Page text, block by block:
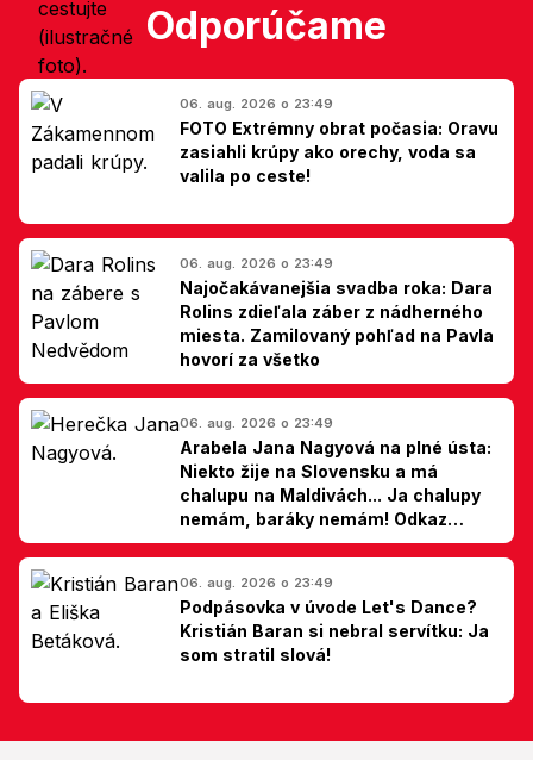
Odporúčame
06. aug. 2026 o 23:49
FOTO Extrémny obrat počasia: Oravu
zasiahli krúpy ako orechy, voda sa
valila po ceste!
06. aug. 2026 o 23:49
Najočakávanejšia svadba roka: Dara
Rolins zdieľala záber z nádherného
miesta. Zamilovaný pohľad na Pavla
hovorí za všetko
06. aug. 2026 o 23:49
Arabela Jana Nagyová na plné ústa:
Niekto žije na Slovensku a má
chalupu na Maldivách... Ja chalupy
nemám, baráky nemám! Odkaz
Slovákom
06. aug. 2026 o 23:49
Podpásovka v úvode Let's Dance?
Kristián Baran si nebral servítku: Ja
som stratil slová!